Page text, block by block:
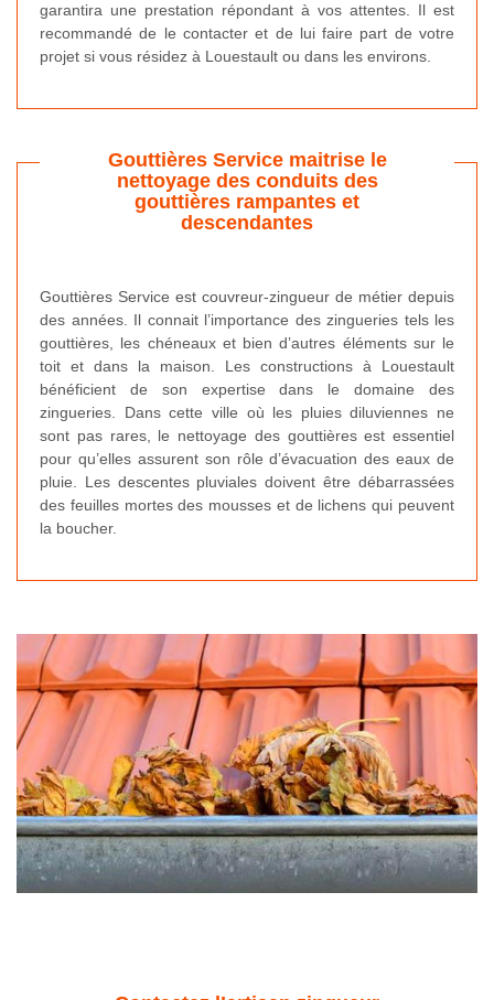
garantira une prestation répondant à vos attentes. Il est
recommandé de le contacter et de lui faire part de votre
projet si vous résidez à Louestault ou dans les environs.
Gouttières Service maitrise le
nettoyage des conduits des
gouttières rampantes et
descendantes
Gouttières Service est couvreur-zingueur de métier depuis
des années. Il connait l’importance des zingueries tels les
gouttières, les chéneaux et bien d’autres éléments sur le
toit et dans la maison. Les constructions à Louestault
bénéficient de son expertise dans le domaine des
zingueries. Dans cette ville où les pluies diluviennes ne
sont pas rares, le nettoyage des gouttières est essentiel
pour qu’elles assurent son rôle d’évacuation des eaux de
pluie. Les descentes pluviales doivent être débarrassées
des feuilles mortes des mousses et de lichens qui peuvent
la boucher.